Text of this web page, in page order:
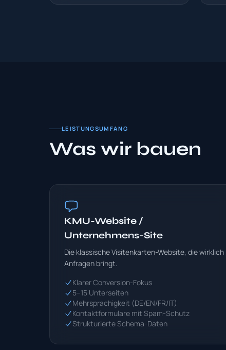
LEISTUNGSUMFANG
Was wir bauen
KMU-Website /
Unternehmens-Site
Die klassische Visitenkarten-Website, die wirklich
Anfragen bringt.
Klarer Conversion-Fokus
5–15 Unterseiten
Mehrsprachigkeit (DE/EN/FR/IT)
Kontaktformulare mit Spam-Schutz
Strukturierte Schema-Daten